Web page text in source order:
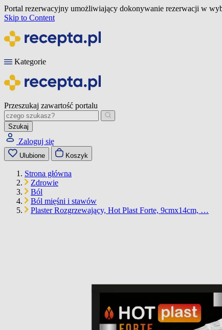
Portal rezerwacyjny umożliwiający dokonywanie rezerwacji w
Skip to Content
Kategorie
Przeszukaj zawartość portalu
Szukaj
Zaloguj się
Ulubione Koszyk
Strona główna
Zdrowie
Ból
Ból mięśni i stawów
Plaster Rozgrzewający, Hot Plast Forte, 9cmx14cm, …